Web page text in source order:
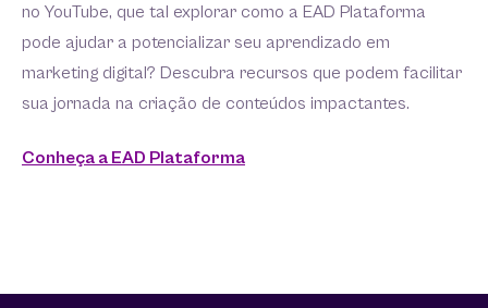
no YouTube, que tal explorar como a EAD Plataforma
pode ajudar a potencializar seu aprendizado em
marketing digital? Descubra recursos que podem facilitar
sua jornada na criação de conteúdos impactantes.
Conheça a EAD Plataforma